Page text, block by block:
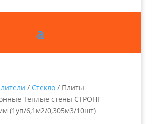
/ Стекло/ Плиты
Теплые стены СТРОНГ
(1уп/6,1м2/0,305м3/10шт)